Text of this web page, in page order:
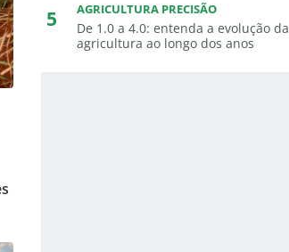
AGRICULTURA PRECISÃO
De 1.0 a 4.0: entenda a evolução da
agricultura ao longo dos anos